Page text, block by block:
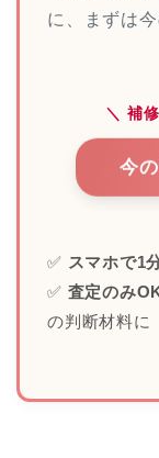
に、まずは
＼ 補
今
✅ スマホで1
✅ 査定のみ
の判断材料に